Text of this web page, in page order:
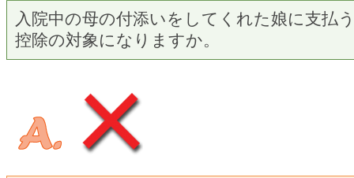
入院中の母の付添いをしてくれた娘に支払
控除の対象になりますか。